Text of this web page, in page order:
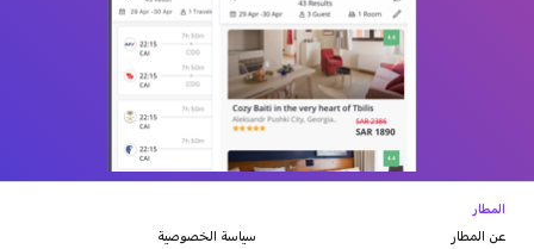
المطار
عن المطار سياسة الخصوصية